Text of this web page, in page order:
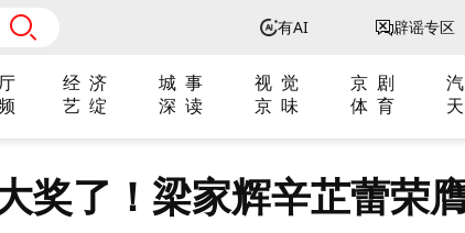
有AI 辟谣专区
经 济 城 事 视 觉 京 剧
艺 绽 深 读 京 味 体 育
奖了！梁家辉辛芷蕾荣